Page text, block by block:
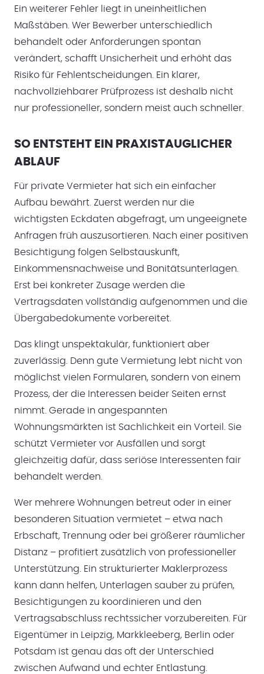
Ein weiterer Fehler liegt in uneinheitlichen
Maßstäben. Wer Bewerber unterschiedlich
behandelt oder Anforderungen spontan
verändert, schafft Unsicherheit und erhöht das
Risiko für Fehlentscheidungen. Ein klarer,
nachvollziehbarer Prüfprozess ist deshalb nicht
nur professioneller, sondern meist auch schneller.
SO ENTSTEHT EIN PRAXISTAUGLICHER
ABLAUF
Für private Vermieter hat sich ein einfacher
Aufbau bewährt. Zuerst werden nur die
wichtigsten Eckdaten abgefragt, um ungeeignete
Anfragen früh auszusortieren. Nach einer positiven
Besichtigung folgen Selbstauskunft,
Einkommensnachweise und Bonitätsunterlagen.
Erst bei konkreter Zusage werden die
Vertragsdaten vollständig aufgenommen und die
Übergabedokumente vorbereitet.
Das klingt unspektakulär, funktioniert aber
zuverlässig. Denn gute Vermietung lebt nicht von
möglichst vielen Formularen, sondern von einem
Prozess, der die Interessen beider Seiten ernst
nimmt. Gerade in angespannten
Wohnungsmärkten ist Sachlichkeit ein Vorteil. Sie
schützt Vermieter vor Ausfällen und sorgt
gleichzeitig dafür, dass seriöse Interessenten fair
behandelt werden.
Wer mehrere Wohnungen betreut oder in einer
besonderen Situation vermietet – etwa nach
Erbschaft, Trennung oder bei größerer räumlicher
Distanz – profitiert zusätzlich von professioneller
Unterstützung. Ein strukturierter Maklerprozess
kann dann helfen, Unterlagen sauber zu prüfen,
Besichtigungen zu koordinieren und den
Vertragsabschluss rechtssicher vorzubereiten. Für
Eigentümer in Leipzig, Markkleeberg, Berlin oder
Potsdam ist genau das oft der Unterschied
zwischen Aufwand und echter Entlastung.